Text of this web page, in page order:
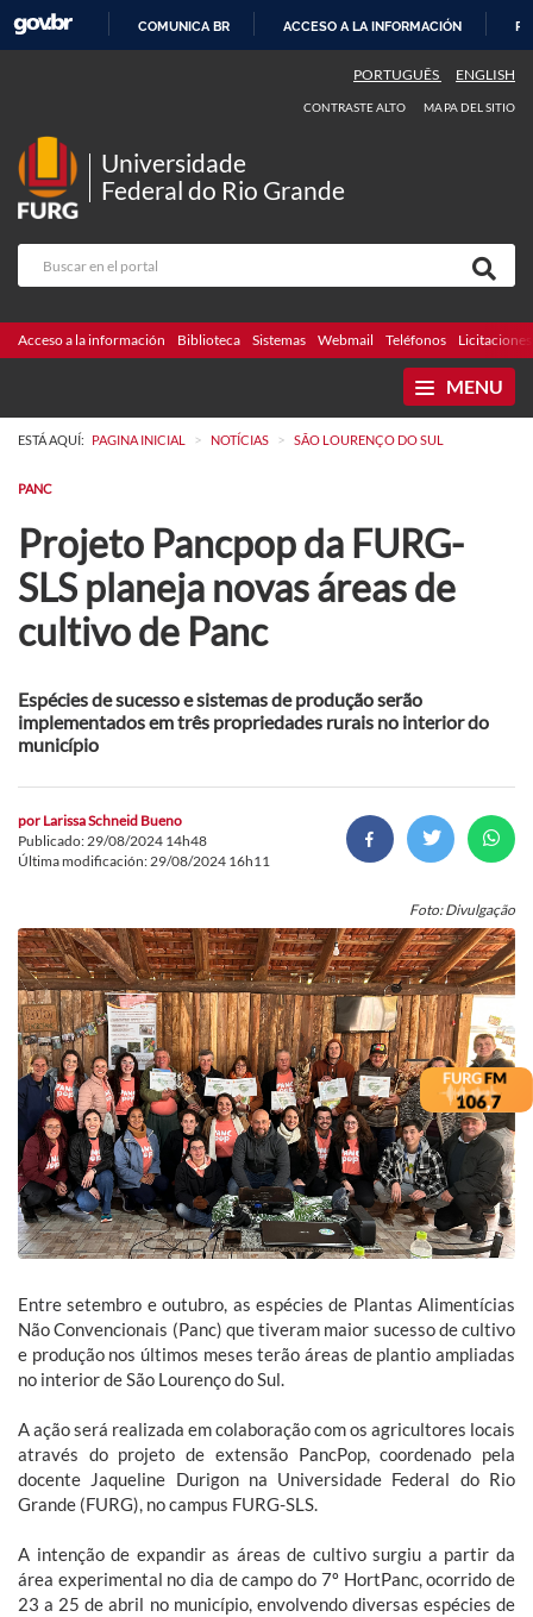
CONTENIDO
COMUNICA BR ACCESO A LA INFORMACIÓN
PORTUGUÊS ENGLISH
CONTRASTE ALTO MAPA DEL SITIO
Universidade
Federal do Rio Grande
Acceso a la información Biblioteca Sistemas Webmail Teléfonos Licitaciones
MENU
ESTÁ AQUÍ: PAGINA INICIAL > NOTÍCIAS > SÃO LOURENÇO DO SUL
PANC
Projeto Pancpop da FURG-
SLS planeja novas áreas de
cultivo de Panc
Espécies de sucesso e sistemas de produção serão
implementados em três propriedades rurais no interior do
município
por Larissa Schneid Bueno
Publicado: 29/08/2024 14h48
Última modificación: 29/08/2024 16h11
Foto: Divulgação
Entre setembro e outubro, as espécies de Plantas Alimentícias
Não Convencionais (Panc) que tiveram maior sucesso de cultivo
e produção nos últimos meses terão áreas de plantio ampliadas
no interior de São Lourenço do Sul.
A ação será realizada em colaboração com os agricultores locais
através do projeto de extensão PancPop, coordenado pela
docente Jaqueline Durigon na Universidade Federal do Rio
Grande (FURG), no campus FURG-SLS.
A intenção de expandir as áreas de cultivo surgiu a partir da
área experimental no dia de campo do 7º HortPanc, ocorrido de
23 a 25 de abril no município, envolvendo diversas espécies de